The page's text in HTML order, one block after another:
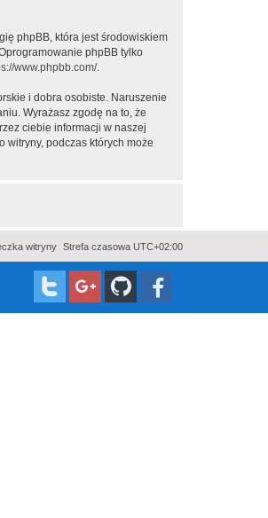
phpBB, która jest środowiskiem
Oprogramowanie phpBB tylko
www.phpbb.com/.
i dobra osobiste. Naruszenie
Wyrażasz zgodę na to, że
ciebie informacji w naszej
witryny, podczas których może
Strefa czasowa UTC+02:00
witryny